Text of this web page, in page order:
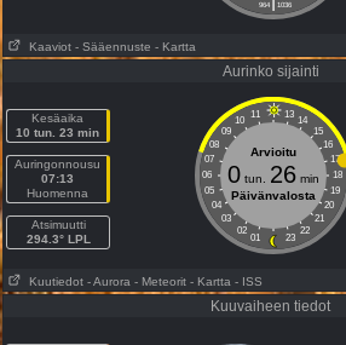
964 1036
Kaaviot - Sääennuste - Kartta
Aurinko sijainti
Kesäaika
10 tun. 23 min
Auringonnousu
07:13
Huomenna
Atsimuutti
294.3° LPL
11 13
10
14
09
15
08
16
07
17
06
18
05
19
04
20
03
21
02
22
01 23
Arvioitu
0tun. 26min
Päivänvalosta
Kuutiedot - Aurora - Meteorit - Kartta - ISS
Kuuvaiheen tiedot